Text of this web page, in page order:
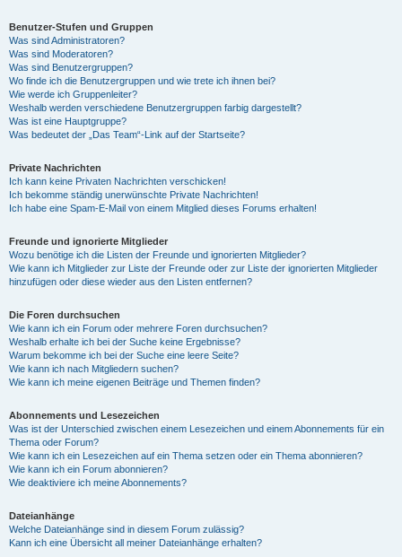
Benutzer-Stufen und Gruppen
Was sind Administratoren?
Was sind Moderatoren?
Was sind Benutzergruppen?
Wo finde ich die Benutzergruppen und wie trete ich ihnen bei?
Wie werde ich Gruppenleiter?
Weshalb werden verschiedene Benutzergruppen farbig dargestellt?
Was ist eine Hauptgruppe?
Was bedeutet der „Das Team“-Link auf der Startseite?
Private Nachrichten
Ich kann keine Privaten Nachrichten verschicken!
Ich bekomme ständig unerwünschte Private Nachrichten!
Ich habe eine Spam-E-Mail von einem Mitglied dieses Forums erhalten!
Freunde und ignorierte Mitglieder
Wozu benötige ich die Listen der Freunde und ignorierten Mitglieder?
Wie kann ich Mitglieder zur Liste der Freunde oder zur Liste der ignorierten Mitglieder
hinzufügen oder diese wieder aus den Listen entfernen?
Die Foren durchsuchen
Wie kann ich ein Forum oder mehrere Foren durchsuchen?
Weshalb erhalte ich bei der Suche keine Ergebnisse?
Warum bekomme ich bei der Suche eine leere Seite?
Wie kann ich nach Mitgliedern suchen?
Wie kann ich meine eigenen Beiträge und Themen finden?
Abonnements und Lesezeichen
Was ist der Unterschied zwischen einem Lesezeichen und einem Abonnements für ein
Thema oder Forum?
Wie kann ich ein Lesezeichen auf ein Thema setzen oder ein Thema abonnieren?
Wie kann ich ein Forum abonnieren?
Wie deaktiviere ich meine Abonnements?
Dateianhänge
Welche Dateianhänge sind in diesem Forum zulässig?
Kann ich eine Übersicht all meiner Dateianhänge erhalten?